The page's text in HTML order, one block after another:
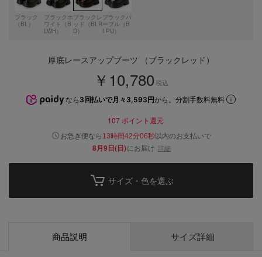
ブラック
（BL）
ブラックホ
ワイト（B
LWH）
ブラックレ
ッド（BLR
D）
ブラックパ
ープル（B
LPU）
厚底レースアップブーツ （ブラックレッド）
￥10,780 税込
なら 3回払いで月々3,593円から。分割手数料無料
107ポイント還元
お急ぎ便なら 13時間42分06秒以内のお支払いで
8月9日(日)にお届け 詳細
サイズ・色を選ぶ
商品説明 サイズ詳細